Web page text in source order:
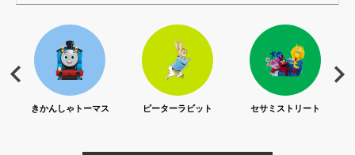
きかんしゃトーマス ピーターラビット セサミストリート